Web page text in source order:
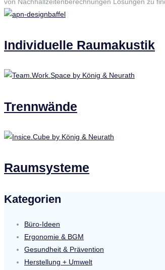
Individuelle Raumakustik
Trennwände
Raumsysteme
Kategorien
Büro-Ideen
Ergonomie & BGM
Gesundheit & Prävention
Herstellung + Umwelt